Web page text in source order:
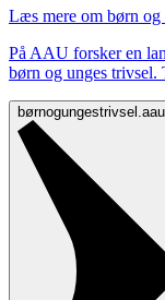
Læs mere om børn og
På AAU forsker en
børn og unges trivsel.